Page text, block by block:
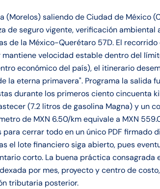
(Morelos) saliendo de Ciudad de México
de seguro vigente, verificación ambiental
de la México-Querétaro 57D. El
velocidad estable dentro del
económico del país), el itinerario
la eterna primavera". Programa la salida
durante los primeros ciento cincuenta
(7.2 litros de gasolina Magna) y un
de MXN 6.50/km equivale a MXN
cerrar todo en un único PDF firmado
el lote financiero siga abierto, pues
corto. La buena práctica consagrada
por mes, proyecto y centro de
tributaria posterior.